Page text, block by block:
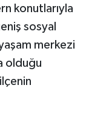
konutlarıyla
sosyal
merkezi
olduğu